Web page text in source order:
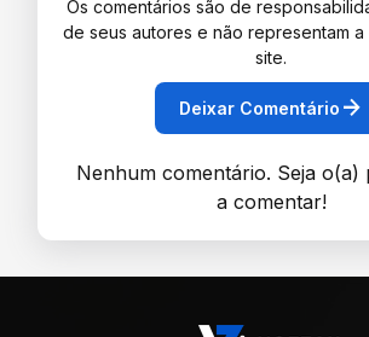
Os comentários são de
de seus autores e não representam
site.
Deixar Comentário arrow_forward
Nenhum comentário. Seja o(a)
a comentar!